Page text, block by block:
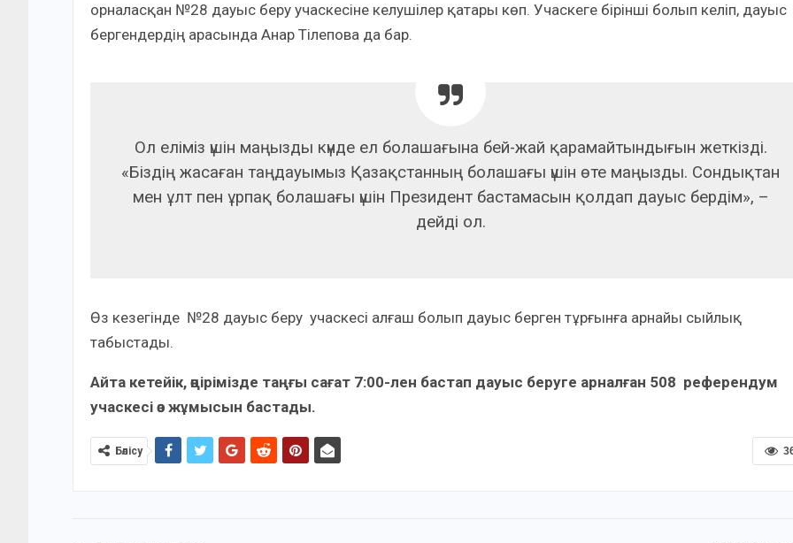
орналасқан №28 дауыс беру учаскесіне келушілер қатары көп. Учаскеге бірінші болып келіп, дауыс
бергендердің арасында Анар Тілепова да бар.
Ол еліміз үшін маңызды күнде ел болашағына бей-жай қарамайтындығын жеткізді.
«Біздің жасаған таңдауымыз Қазақстанның болашағы үшін өте маңызды. Сондықтан
мен ұлт пен ұрпақ болашағы үшін Президент бастамасын қолдап дауыс бердім», –
дейді ол.
Өз кезегінде №28 дауыс беру учаскесі алғаш болып дауыс берген тұрғынға арнайы сыйлық
табыстады.
Айта кетейік, өңірімізде таңғы сағат 7:00-лен бастап дауыс беруге арналған 508 референдум
учаскесі өз жұмысын бастады.
Бөлісу